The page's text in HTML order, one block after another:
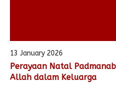
13 January 2026
Perayaan Natal
Allah dalam Keluarga